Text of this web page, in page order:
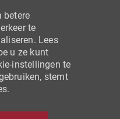
betere
te
Lees
u ze kunt
instellingen te
stemt